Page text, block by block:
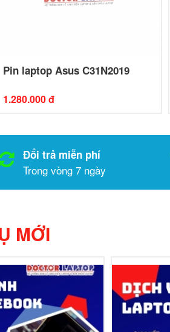
Pin laptop Asus C31N2019
1.280.000 đ
Đổi trả miễn phí
Trong vòng 7 ngày
MỚI